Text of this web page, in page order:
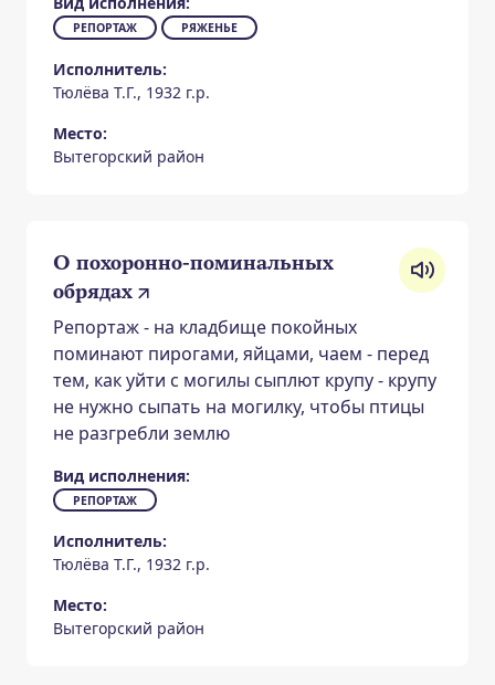
РЕПОРТАЖ РЯЖЕНЬЕ
Исполнитель:
Тюлёва Т.Г., 1932 г.р.
Место:
Вытегорский район
О похоронно-поминальных
обрядах
Репортаж - на кладбище покойных
поминают пирогами, яйцами, чаем - перед
тем, как уйти с могилы сыплют крупу - крупу
не нужно сыпать на могилку, чтобы птицы
не разгребли землю
Вид исполнения:
РЕПОРТАЖ
Исполнитель:
Тюлёва Т.Г., 1932 г.р.
Место:
Вытегорский район